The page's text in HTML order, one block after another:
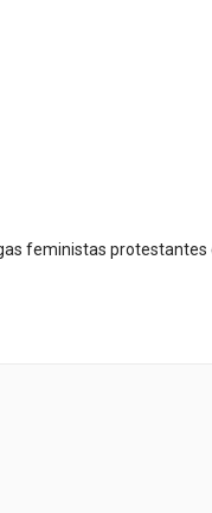
feministas protestantes